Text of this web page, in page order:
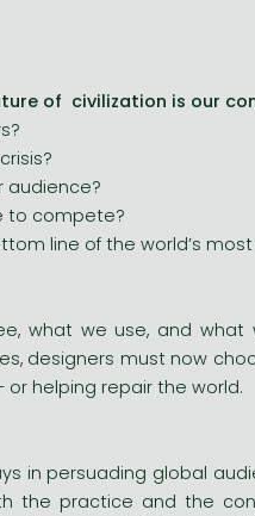
of civilization is our
audience?
to compete?
line of the world’s
what we use, and
designers must now
helping repair the world.
in persuading global
the practice and the